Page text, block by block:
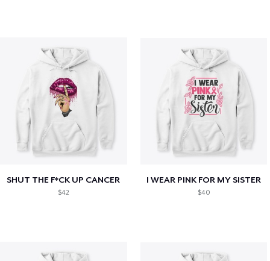
SHUT THE F*CK UP CANCER
$42
I WEAR PINK FOR MY SISTER
$40